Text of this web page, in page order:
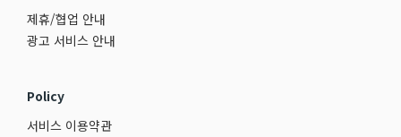
제휴/협업 안내
광고 서비스 안내
Policy
서비스 이용약관